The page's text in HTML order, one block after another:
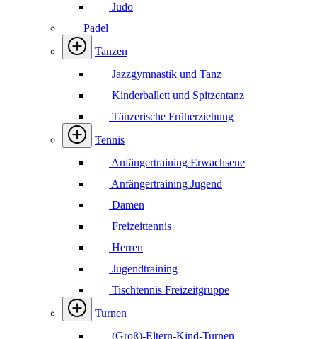
Judo
Padel
Tanzen
Jazzgymnastik und Tanz
Kinderballett und Spitzentanz
Tänzerische Früherziehung
Tennis
Anfängertraining Erwachsene
Anfängertraining Jugend
Damen
Freizeittennis
Herren
Jugendtraining
Tischtennis Freizeitgruppe
Turnen
(Groß)-Eltern-Kind-Turnen